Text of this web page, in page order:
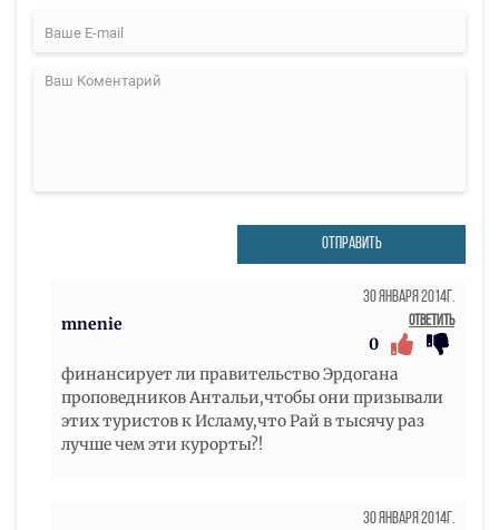
ОТПРАВИТЬ
mnenie
30 Января 2014г.
Ответить
0
финансирует ли правительство Эрдогана
проповедников Антальи,чтобы они призывали
этих туристов к Исламу,что Рай в тысячу раз
лучше чем эти курорты?!
30 Января 2014г.